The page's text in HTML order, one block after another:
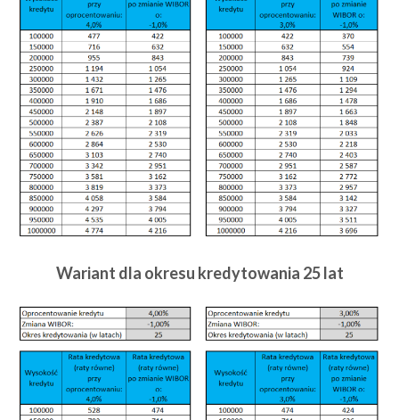
Wariant dla okresu kredytowania 25 lat